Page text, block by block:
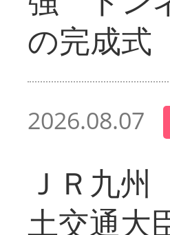
の完成式
2026.08.07
ＪＲ九
土交通大